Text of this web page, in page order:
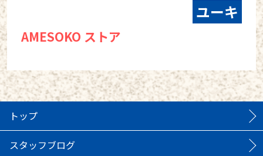
ユーキ
AMESOKO ストア
トップ
スタッフブログ